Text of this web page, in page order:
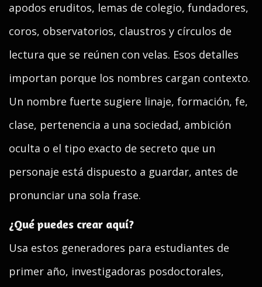
apodos eruditos, lemas de colegio, fundadores,
coros, observatorios, claustros y círculos de
lectura que se reúnen con velas. Esos detalles
importan porque los nombres cargan contexto.
Un nombre fuerte sugiere linaje, formación, fe,
clase, pertenencia a una sociedad, ambición
oculta o el tipo exacto de secreto que un
personaje está dispuesto a guardar, antes de
pronunciar una sola frase.
¿Qué puedes crear aquí?
Usa estos generadores para estudiantes de
primer año, investigadoras posdoctorales,